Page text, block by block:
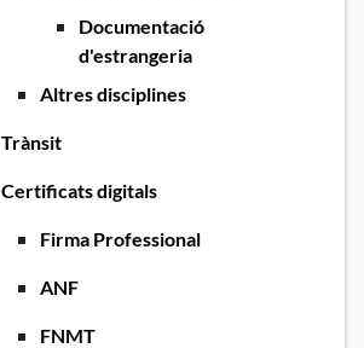
Documentació
d'estrangeria
Altres disciplines
Trànsit
Certificats digitals
Firma Professional
ANF
FNMT